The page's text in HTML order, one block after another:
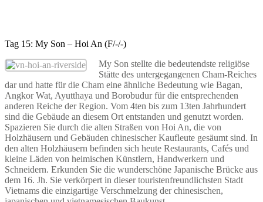
Tag 15: My Son – Hoi An (F/-/-)
My Son stellte die bedeutendste religiöse
Stätte des untergegangenen Cham-Reiches
dar und hatte für die Cham eine ähnliche Bedeutung wie Bagan,
Angkor Wat, Ayutthaya und Borobudur für die entsprechenden
anderen Reiche der Region. Vom 4ten bis zum 13ten Jahrhundert
sind die Gebäude an diesem Ort entstanden und genutzt worden.
Spazieren Sie durch die alten Straßen von Hoi An, die von
Holzhäusern und Gebäuden chinesischer Kaufleute gesäumt sind. In
den alten Holzhäusern befinden sich heute Restaurants, Cafés und
kleine Läden von heimischen Künstlern, Handwerkern und
Schneidern. Erkunden Sie die wunderschöne Japanische Brücke aus
dem 16. Jh. Sie verkörpert in dieser touristenfreundlichsten Stadt
Vietnams die einzigartige Verschmelzung der chinesischen,